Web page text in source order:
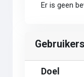
Er is geen
Gebruikers
Doel